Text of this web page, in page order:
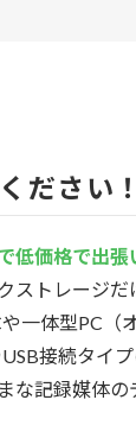
ださい！
低価格で出張
ストレージ
一体型PC（
接続タイ
な記録媒体の